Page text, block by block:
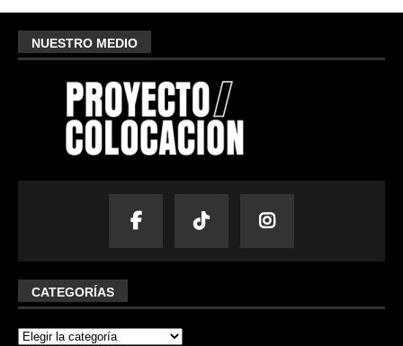
NUESTRO MEDIO
CATEGORÍAS